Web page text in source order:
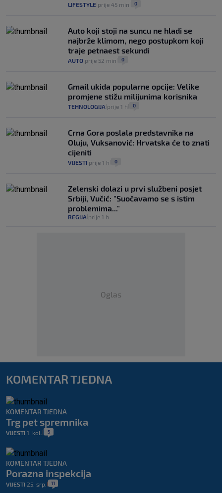
LIFESTYLE prije 45 min 0
Auto koji stoji na suncu ne hladi se
najbrže klimom, nego postupkom koji
traje petnaest sekundi
AUTO prije 52 min 0
Gmail ukida popularne opcije: Velike
promjene stižu milijunima korisnika
TEHNOLOGIJA prije 1 h 0
Crna Gora poslala predstavnika na
Oluju, Vuksanović: Hrvatska će to znati
cijeniti
VIJESTI prije 1 h 0
Zelenski dolazi u prvi službeni posjet
Srbiji, Vučić: "Suočavamo se s istim
problemima..."
REGIJA prije 1 h
Oglas
KOMENTAR TJEDNA
KOMENTAR TJEDNA
Trg pet spremnika
VIJESTI 1. kol. 5
KOMENTAR TJEDNA
Porazna inspekcija
VIJESTI 25. srp. 11